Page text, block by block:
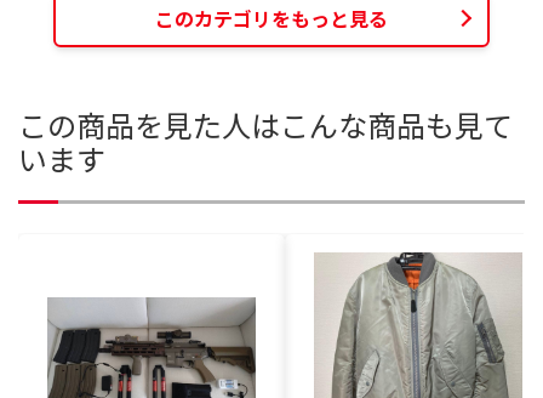
このカテゴリをもっと見る
この商品を見た人はこんな商品も見て
います